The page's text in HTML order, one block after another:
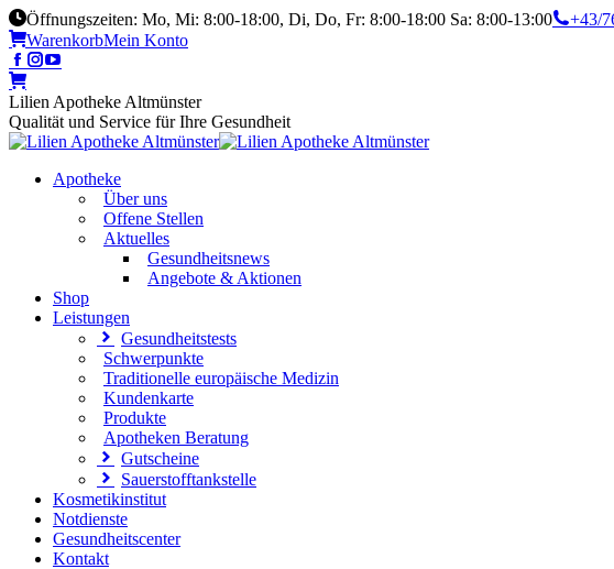
Öffnungszeiten: Mo, Mi: 8:00-18:00, Di, Do, Fr: 8:00-18:00 Sa: 8:00-13:00 +43/
WarenkorbMein Konto
Lilien Apotheke Altmünster
Qualität und Service für Ihre Gesundheit
Apotheke
Über uns
Offene Stellen
Aktuelles
Gesundheitsnews
Angebote & Aktionen
Shop
Leistungen
Gesundheitstests
Schwerpunkte
Traditionelle europäische Medizin
Kundenkarte
Produkte
Apotheken Beratung
Gutscheine
Sauerstofftankstelle
Kosmetikinstitut
Notdienste
Gesundheitscenter
Kontakt